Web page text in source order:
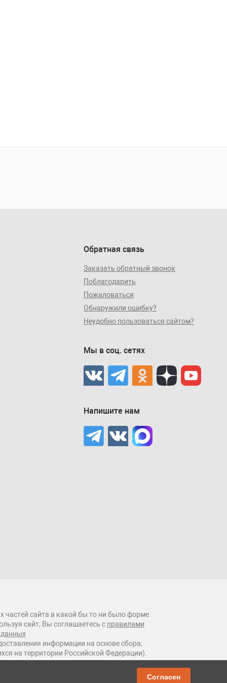
Обратная связь
Заказать обратный звонок
Поблагодарить
Пожаловаться
Обнаружили ошибку?
Неудобно пользоваться сайтом?
Мы в соц. сетях
Напишите нам
частей сайта в какой бы то ни было форме
сайт, Вы соглашаетесь с правилами
информации на основе сбора,
на территории Российской Федерации).
Согласен